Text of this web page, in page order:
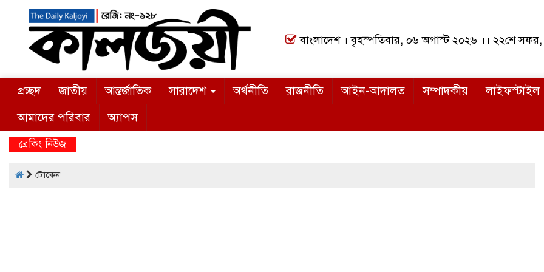
বাংলাদেশ । বৃহস্পতিবার, ০৬ অগাস্ট ২০২৬ ।। ২২শে
প্রচ্ছদ জাতীয় আন্তর্জাতিক সারাদেশ অর্থনীতি রাজনীতি আইন-আদালত সম্পাদকীয় লাইফস্টাইল
আমাদের পরিবার
অ্যাপস
ব্রেকিং নিউজ
টোকেন